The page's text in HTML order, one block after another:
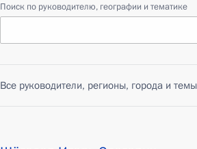
Поиск по руководителю, географии и тематике
Все руководители, регионы, города и темы